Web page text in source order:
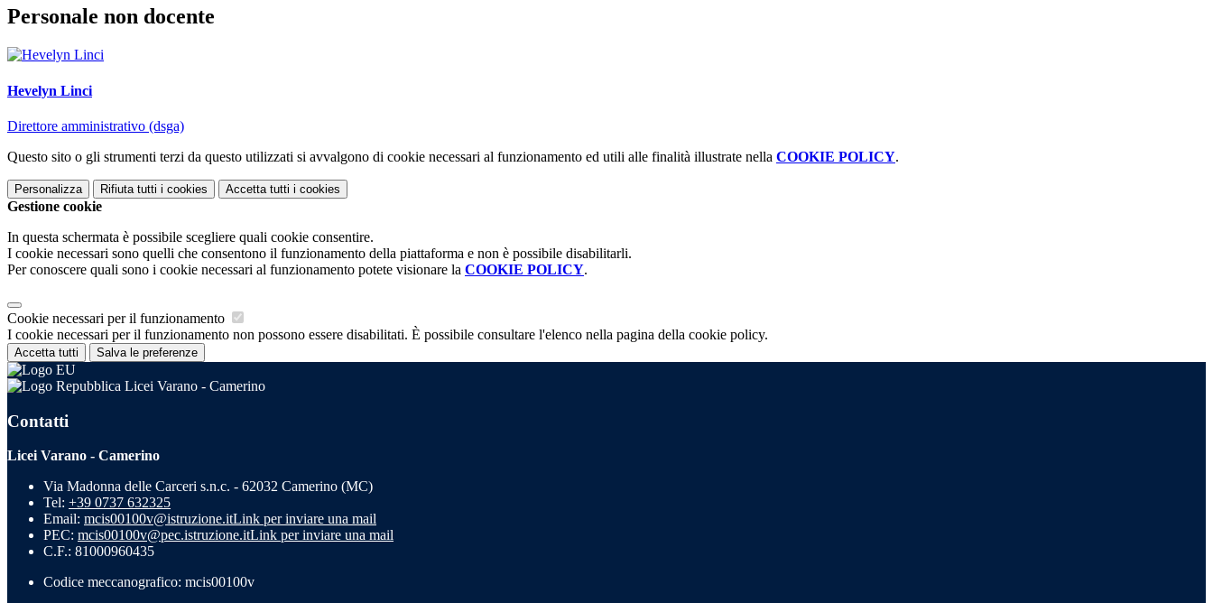
Personale non docente
Hevelyn Linci
Direttore amministrativo (dsga)
Questo sito o gli strumenti terzi da questo utilizzati si avvalgono di cookie necessari al funzionamento ed utili alle finalità illustrate nella COOKIE POLICY.
Personalizza Rifiuta tutti i cookies Accetta tutti i cookies
Gestione cookie
In questa schermata è possibile scegliere quali cookie consentire.
I cookie necessari sono quelli che consentono il funzionamento della piattaforma e non è possibile disabilitarli.
Per conoscere quali sono i cookie necessari al funzionamento potete visionare la COOKIE POLICY.
Cookie necessari per il funzionamento
I cookie necessari per il funzionamento non possono essere disabilitati. È possibile consultare l'elenco nella pagina della cookie policy.
Accetta tutti Salva le preferenze
Licei Varano - Camerino
Contatti
Licei Varano - Camerino
Via Madonna delle Carceri s.n.c. - 62032 Camerino (MC)
Tel: +39 0737 632325
Email: mcis00100v@istruzione.itLink per inviare una mail
PEC: mcis00100v@pec.istruzione.itLink per inviare una mail
C.F.: 81000960435
Codice meccanografico: mcis00100v